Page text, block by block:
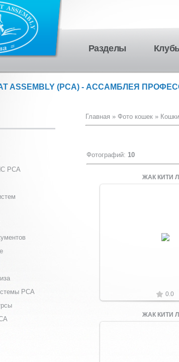
Разделы
CAT ASSEMBLY (PCA) - АССАМБЛЕЯ
Главная » Фото кошек »
Фотографий: 10
ЖАК КИТИ
Увеличить
0.0
ЖАК КИТИ
PCA
PCA